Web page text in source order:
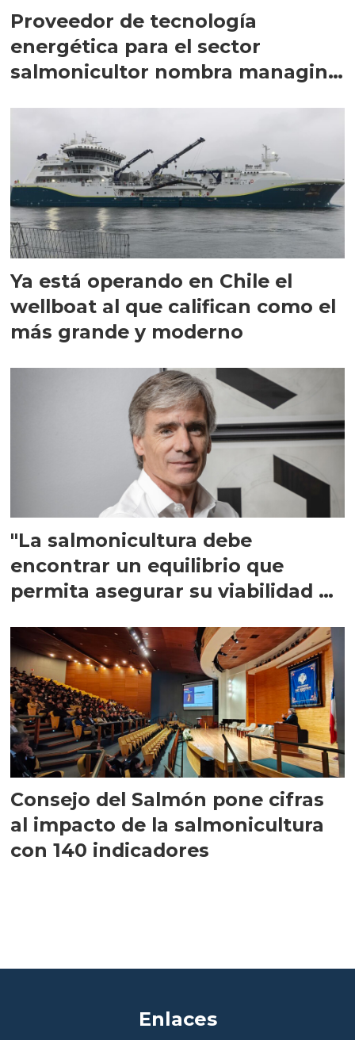
Proveedor de tecnología
energética para el sector
salmonicultor nombra managing
Ya está operando en Chile el
wellboat al que califican como el
más grande y moderno
"La salmonicultura debe
encontrar un equilibrio que
permita asegurar su viabilidad de
Consejo del Salmón pone cifras
al impacto de la salmonicultura
con 140 indicadores
Enlaces